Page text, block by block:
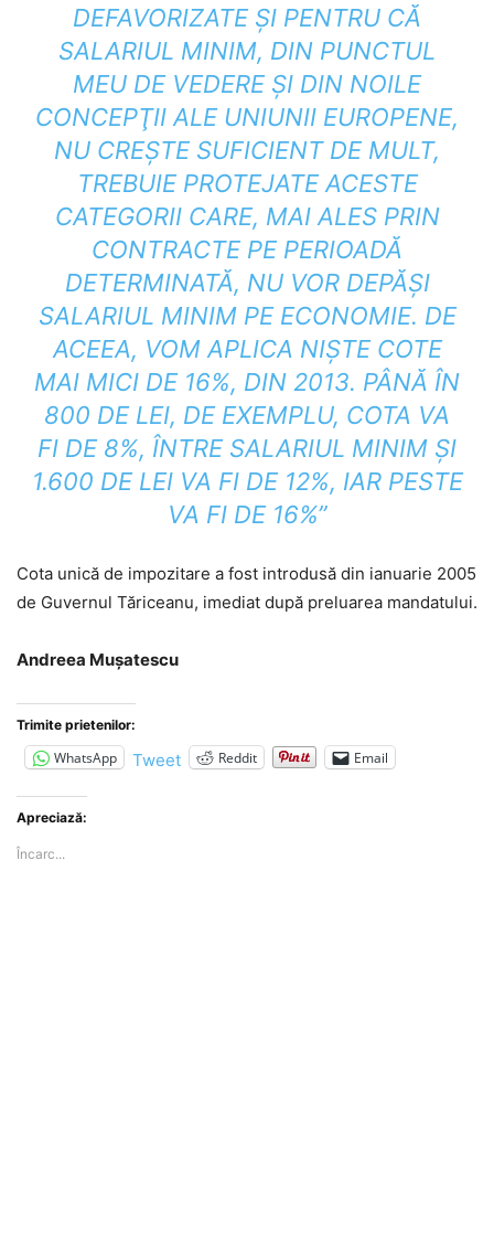
DEFAVORIZATE ŞI PENTRU CĂ
SALARIUL MINIM, DIN PUNCTUL
MEU DE VEDERE ŞI DIN NOILE
CONCEPŢII ALE UNIUNII EUROPENE,
NU CREŞTE SUFICIENT DE MULT,
TREBUIE PROTEJATE ACESTE
CATEGORII CARE, MAI ALES PRIN
CONTRACTE PE PERIOADĂ
DETERMINATĂ, NU VOR DEPĂŞI
SALARIUL MINIM PE ECONOMIE. DE
ACEEA, VOM APLICA NIŞTE COTE
MAI MICI DE 16%, DIN 2013. PÂNĂ ÎN
800 DE LEI, DE EXEMPLU, COTA VA
FI DE 8%, ÎNTRE SALARIUL MINIM ŞI
1.600 DE LEI VA FI DE 12%, IAR PESTE
VA FI DE 16%”
Cota unică de impozitare a fost introdusă din ianuarie 2005
de Guvernul Tăriceanu, imediat după preluarea mandatului.
Andreea Mușatescu
Trimite prietenilor:
WhatsApp Tweet Reddit Email
Apreciază:
Încarc...